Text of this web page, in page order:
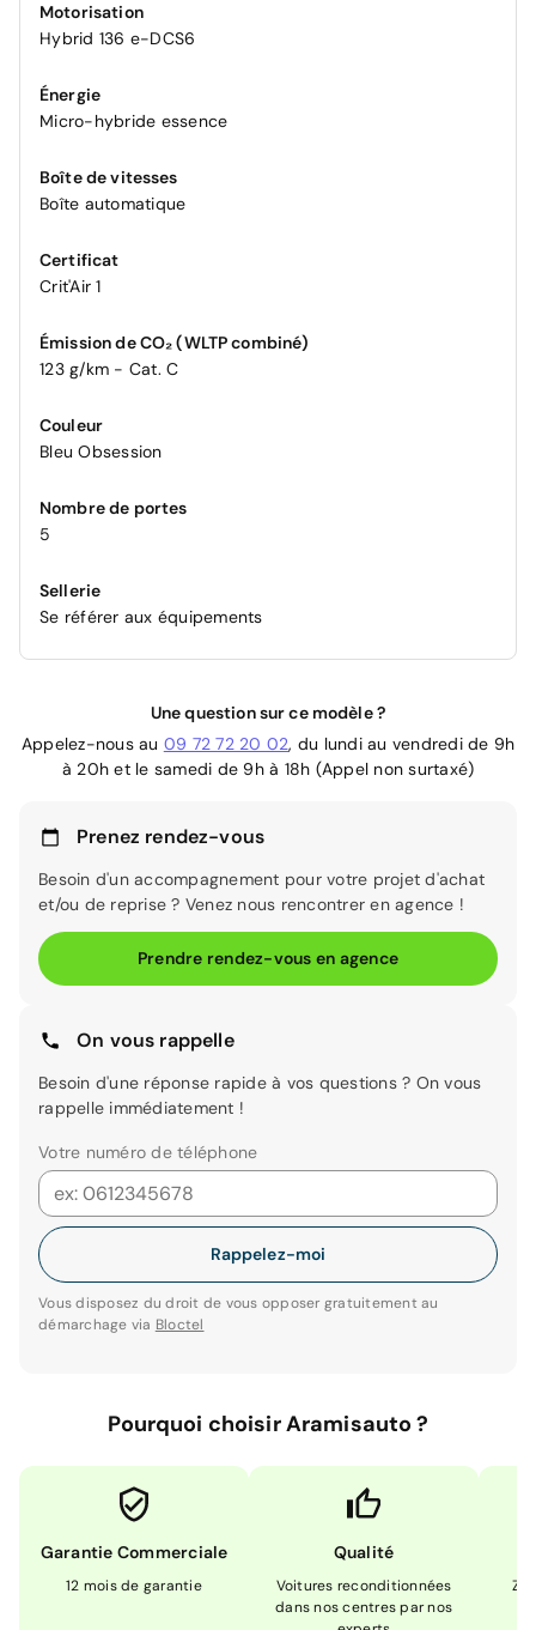
Motorisation
Hybrid 136 e-DCS6
Énergie
Micro-hybride essence
Boîte de vitesses
Boîte automatique
Certificat
Crit'Air 1
Émission de CO₂ (WLTP combiné)
123 g/km - Cat. C
Couleur
Bleu Obsession
Nombre de portes
5
Sellerie
Se référer aux équipements
Une question sur ce modèle ?
Appelez-nous au 09 72 72 20 02, du lundi au vendredi de 9h
à 20h et le samedi de 9h à 18h (Appel non surtaxé)
Prenez rendez-vous
Besoin d'un accompagnement pour votre projet d'achat
et/ou de reprise ? Venez nous rencontrer en agence !
Prendre rendez-vous en agence
On vous rappelle
Besoin d'une réponse rapide à vos questions ? On vous
rappelle immédiatement !
Votre numéro de téléphone
Rappelez-moi
Vous disposez du droit de vous opposer gratuitement au
démarchage via Bloctel
Pourquoi choisir Aramisauto ?
Garantie Commerciale
12 mois de garantie
Qualité
Voitures reconditionnées
dans nos centres par nos